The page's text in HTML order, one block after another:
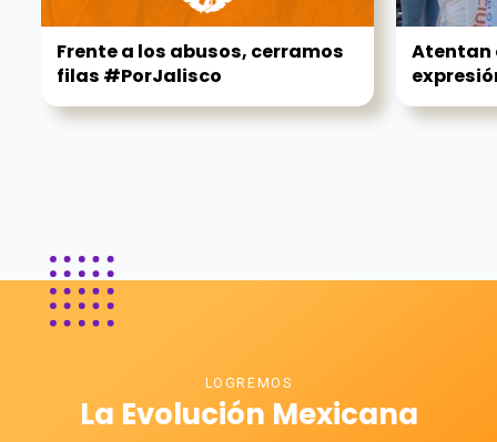
Frente a los abusos, cerramos
filas #PorJalisco
Atentan
LOGREMOS
La Evolución Mexicana